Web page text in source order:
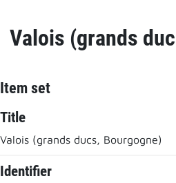
Valois (grands
Item set
Title
Valois (grands ducs, Bourgogne)
Identifier